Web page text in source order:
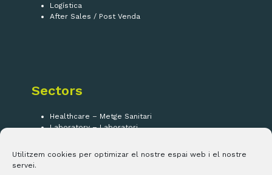
Utilitzem cookies per optimizar el nostre espai web i el nostre
servei.
Logística
After Sales / Post Venda
Sectors
Healthcare – Metge Sanitari
Laboratory – Laboratori